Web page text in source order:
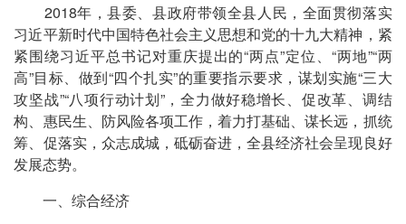
2018年，县委、县政府带领全县人民，全面贯彻落实
习近平新时代中国特色社会主义思想和党的十九大精神，紧
紧围绕习近平总书记对重庆提出的“两点”定位、“两地”“两
高”目标、做到“四个扎实”的重要指示要求，谋划实施“三大
攻坚战”“八项行动计划”，全力做好稳增长、促改革、调结
构、惠民生、防风险各项工作，着力打基础、谋长远，抓统
筹、促落实，众志成城，砥砺奋进，全县经济社会呈现良好
发展态势。
一、综合经济